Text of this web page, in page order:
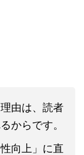
由は、読者
からです。
向上」に直